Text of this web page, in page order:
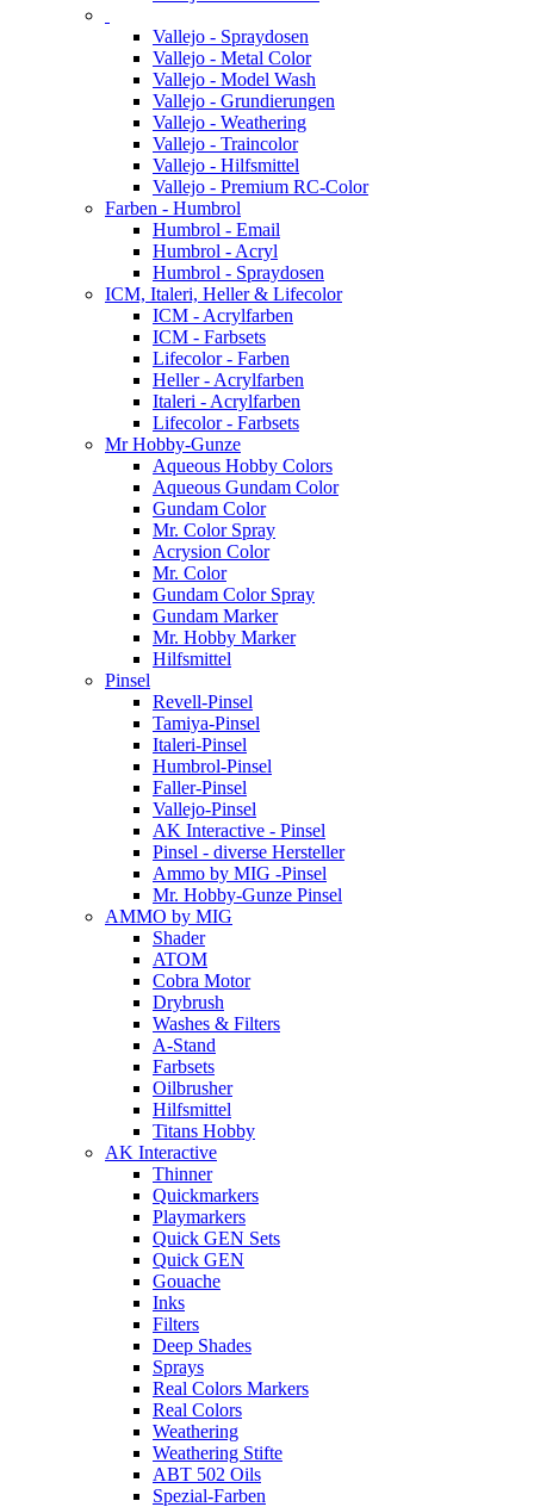
Vallejo - Spraydosen
Vallejo - Metal Color
Vallejo - Model Wash
Vallejo - Grundierungen
Vallejo - Weathering
Vallejo - Traincolor
Vallejo - Hilfsmittel
Vallejo - Premium RC-Color
Farben - Humbrol
Humbrol - Email
Humbrol - Acryl
Humbrol - Spraydosen
ICM, Italeri, Heller & Lifecolor
ICM - Acrylfarben
ICM - Farbsets
Lifecolor - Farben
Heller - Acrylfarben
Italeri - Acrylfarben
Lifecolor - Farbsets
Mr Hobby-Gunze
Aqueous Hobby Colors
Aqueous Gundam Color
Gundam Color
Mr. Color Spray
Acrysion Color
Mr. Color
Gundam Color Spray
Gundam Marker
Mr. Hobby Marker
Hilfsmittel
Pinsel
Revell-Pinsel
Tamiya-Pinsel
Italeri-Pinsel
Humbrol-Pinsel
Faller-Pinsel
Vallejo-Pinsel
AK Interactive - Pinsel
Pinsel - diverse Hersteller
Ammo by MIG -Pinsel
Mr. Hobby-Gunze Pinsel
AMMO by MIG
Shader
ATOM
Cobra Motor
Drybrush
Washes & Filters
A-Stand
Farbsets
Oilbrusher
Hilfsmittel
Titans Hobby
AK Interactive
Thinner
Quickmarkers
Playmarkers
Quick GEN Sets
Quick GEN
Gouache
Inks
Filters
Deep Shades
Sprays
Real Colors Markers
Real Colors
Weathering
Weathering Stifte
ABT 502 Oils
Spezial-Farben